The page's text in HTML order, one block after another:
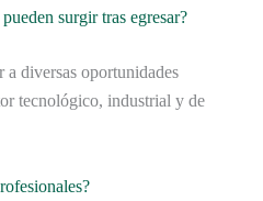
surgir tras egresar?
a diversas oportunidades
tecnológico, industrial y de